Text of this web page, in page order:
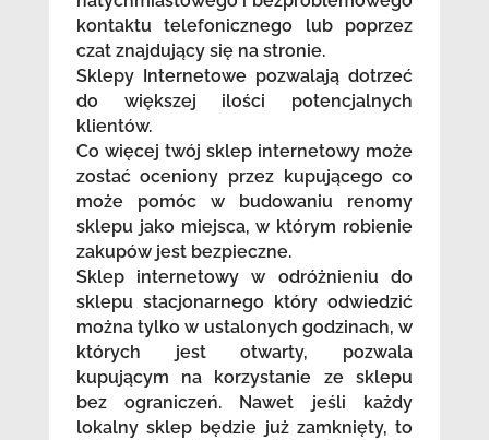
kontaktu telefonicznego lub poprzez
czat znajdujący się na stronie.
Sklepy Internetowe pozwalają dotrzeć
do większej ilości potencjalnych
klientów.
Co więcej twój sklep internetowy może
zostać oceniony przez kupującego co
może pomóc w budowaniu renomy
sklepu jako miejsca, w którym robienie
zakupów jest bezpieczne.
Sklep internetowy w odróżnieniu do
sklepu stacjonarnego który odwiedzić
można tylko w ustalonych godzinach, w
których jest otwarty, pozwala
kupującym na korzystanie ze sklepu
bez ograniczeń. Nawet jeśli każdy
lokalny sklep będzie już zamknięty, to